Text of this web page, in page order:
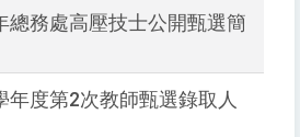
總務處高壓技士公開甄選簡
年度第2次教師甄選錄取人